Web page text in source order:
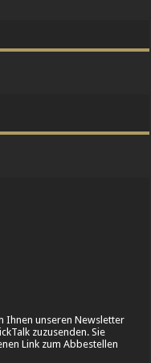
Ihnen unseren Newsletter
zuzusenden. Sie
Link zum Abbestellen